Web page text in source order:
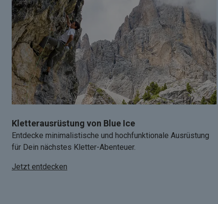
Kletterausrüstung von Blue Ice
Entdecke minimalistische und hochfunktionale Ausrüstung
für Dein nächstes Kletter-Abenteuer.
Jetzt entdecken